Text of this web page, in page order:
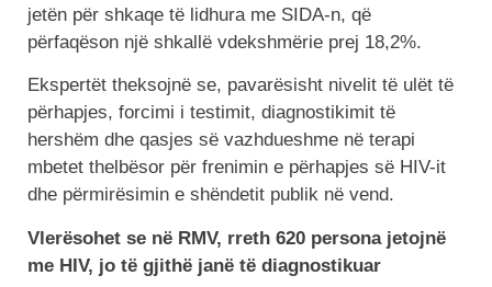
jetën për shkaqe të lidhura me SIDA-n, që
përfaqëson një shkallë vdekshmërie prej 18,2%.
Ekspertët theksojnë se, pavarësisht nivelit të ulët të
përhapjes, forcimi i testimit, diagnostikimit të
hershëm dhe qasjes së vazhdueshme në terapi
mbetet thelbësor për frenimin e përhapjes së HIV-it
dhe përmirësimin e shëndetit publik në vend.
Vlerësohet se në RMV, rreth 620 persona jetojnë
me HIV, jo të gjithë janë të diagnostikuar